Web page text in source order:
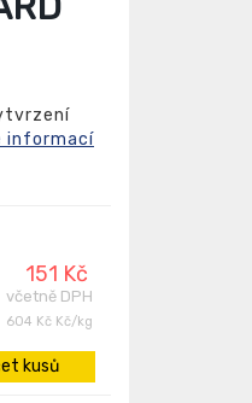
informací
151 Kč
včetně DPH
604 Kč Kč/kg
kusů